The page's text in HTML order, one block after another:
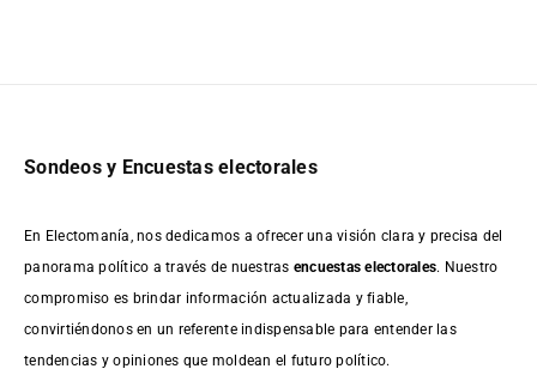
Sondeos y Encuestas electorales
En Electomanía, nos dedicamos a ofrecer una visión clara y precisa del
panorama político a través de nuestras encuestas electorales. Nuestro
compromiso es brindar información actualizada y fiable,
convirtiéndonos en un referente indispensable para entender las
tendencias y opiniones que moldean el futuro político.